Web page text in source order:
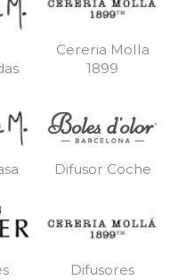
Cereria Molla
1899
Difusor Coche
Difusores